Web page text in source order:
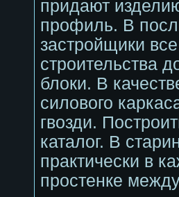
придают
профиль. В
застройщики
строительства
блоки. В
силового
гвозди.
каталог. В
практически в
простенке